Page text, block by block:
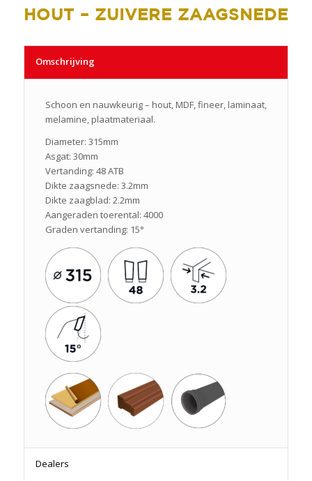
HOUT – ZUIVERE ZAAGSNEDE
Omschrijving
Schoon en nauwkeurig – hout, MDF, fineer, laminaat,
melamine, plaatmateriaal.
Diameter: 315mm
Asgat: 30mm
Vertanding: 48 ATB
Dikte zaagsnede: 3.2mm
Dikte zaagblad: 2.2mm
Aangeraden toerental: 4000
Graden vertanding: 15°
Dealers